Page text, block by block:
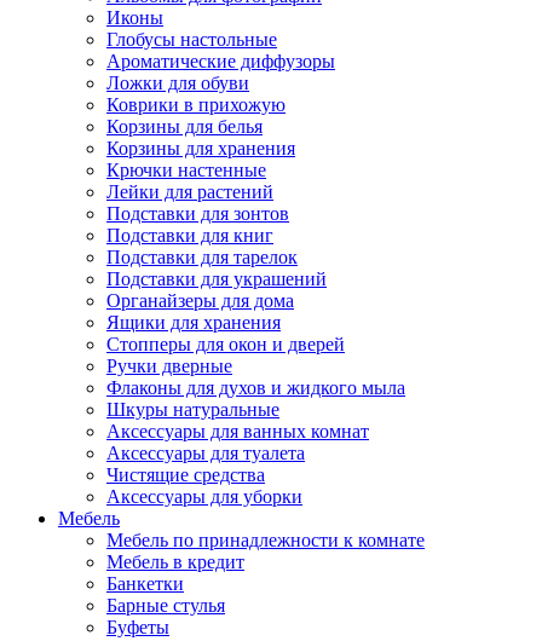
Иконы
Глобусы настольные
Ароматические диффузоры
Ложки для обуви
Коврики в прихожую
Корзины для белья
Корзины для хранения
Крючки настенные
Лейки для растений
Подставки для зонтов
Подставки для книг
Подставки для тарелок
Подставки для украшений
Органайзеры для дома
Ящики для хранения
Стопперы для окон и дверей
Ручки дверные
Флаконы для духов и жидкого мыла
Шкуры натуральные
Аксессуары для ванных комнат
Аксессуары для туалета
Чистящие средства
Аксессуары для уборки
Мебель
Мебель по принадлежности к комнате
Мебель в кредит
Банкетки
Барные стулья
Буфеты